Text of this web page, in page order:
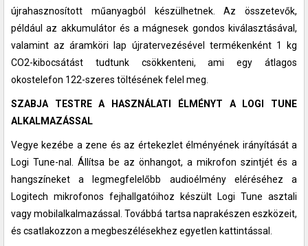
újrahasznosított műanyagból készülhetnek. Az összetevők,
például az akkumulátor és a mágnesek gondos kiválasztásával,
valamint az áramköri lap újratervezésével termékenként 1 kg
CO2-kibocsátást tudtunk csökkenteni, ami egy átlagos
okostelefon 122-szeres töltésének felel meg.
SZABJA TESTRE A HASZNÁLATI ÉLMÉNYT A LOGI TUNE
ALKALMAZÁSSAL
Vegye kezébe a zene és az értekezlet élményének irányítását a
Logi Tune-nal. Állítsa be az önhangot, a mikrofon szintjét és a
hangszíneket a legmegfelelőbb audioélmény eléréséhez a
Logitech mikrofonos fejhallgatóihoz készült Logi Tune asztali
vagy mobilalkalmazással. Továbbá tartsa naprakészen eszközeit,
és csatlakozzon a megbeszélésekhez egyetlen kattintással.